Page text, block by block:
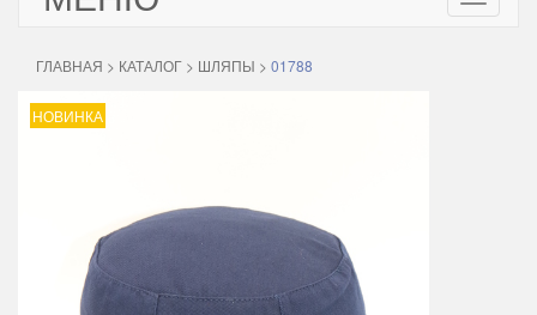
ГЛАВНАЯ > КАТАЛОГ > ШЛЯПЫ > 01788
НОВИНКА